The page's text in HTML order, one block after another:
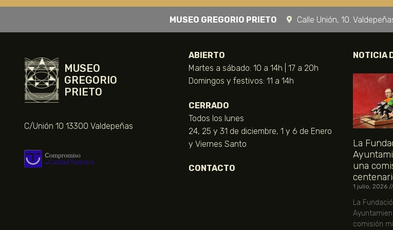
MUSEO GREGORIO PRIETO Calle Unión, 10.
MUSEO
GREGORIO
PRIETO
C/Unión 10 13300 Valdepeñas
ABIERTO
Martes a sábado: 10 a 14h | 17 a 20h
Domingos y festivos: 11 a 14h
CERRADO
Todos los lunes
24, 25 y 31 de diciembre, 1 y 6 de Enero
y Viernes Santo
CONTACTO
NOTICIA
La
una
1 julio, 2026
La
comisión